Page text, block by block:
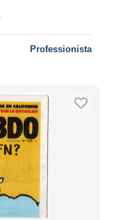
Professionista